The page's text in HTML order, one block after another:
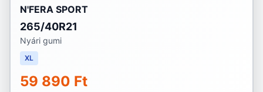
N'FERA SPORT
265/40R21
Nyári gumi
XL
59 890 Ft